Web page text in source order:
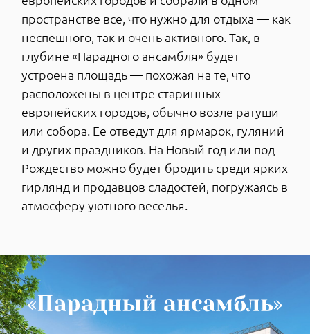
У Летнего сада, первого парка Петербурга,
европейский манер: прямые аллеи,
геометрически подстриженные деревья,
фонтаны, скульптуры. Его устройством вместе
с русскими мастерами занимались уроженец
Нарвы Иоганн Ифтман, голландцы Леонард
Ван Гарнифелт и Ян Роозен, француз Денис
Брокет.
Создавая Летний сад, император использовал
популярную в Голландии концепцию
многочисленные цветники — им император
при устройстве сада уделял особое внимание.
Побывав во Франции и внимательно
осмотрев королевские «огороды», включая
Версаль, Петр решил усовершенствовать свой
рай на французский манер. Для этого он